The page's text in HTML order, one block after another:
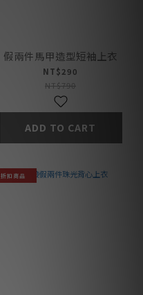
假兩件馬甲造型短袖上衣
NT$290
NT$790
ADD TO CART
折扣商品